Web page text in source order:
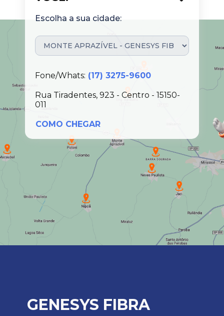
Escolha a sua cidade:
Fone/Whats: (17) 3275-9600
Rua Tiradentes, 923 - Centro - 15150-
011
COMO CHEGAR
GENESYS FIBRA